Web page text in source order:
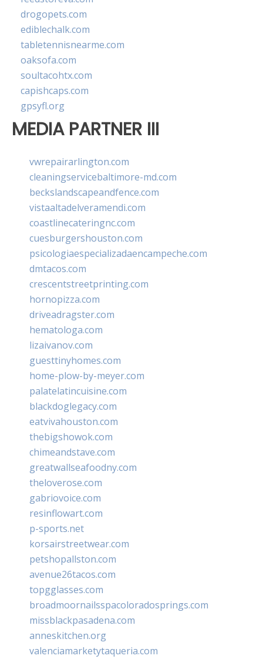
drogopets.com
ediblechalk.com
tabletennisnearme.com
oaksofa.com
soultacohtx.com
capishcaps.com
gpsyfl.org
MEDIA PARTNER III
vwrepairarlington.com
cleaningservicebaltimore-md.com
beckslandscapeandfence.com
vistaaltadelveramendi.com
coastlinecateringnc.com
cuesburgershouston.com
psicologiaespecializadaencampeche.com
dmtacos.com
crescentstreetprinting.com
hornopizza.com
driveadragster.com
hematologa.com
lizaivanov.com
guesttinyhomes.com
home-plow-by-meyer.com
palatelatincuisine.com
blackdoglegacy.com
eatvivahouston.com
thebigshowok.com
chimeandstave.com
greatwallseafoodny.com
theloverose.com
gabriovoice.com
resinflowart.com
p-sports.net
korsairstreetwear.com
petshopallston.com
avenue26tacos.com
topgglasses.com
broadmoornailsspacoloradosprings.com
missblackpasadena.com
anneskitchen.org
valenciamarketytaqueria.com